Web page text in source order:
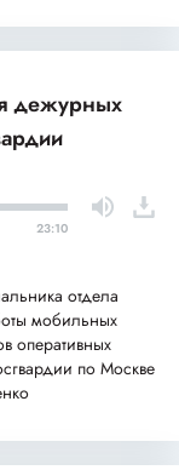
дежурных
23:10
отдела
мобильных
оперативных
по Москве